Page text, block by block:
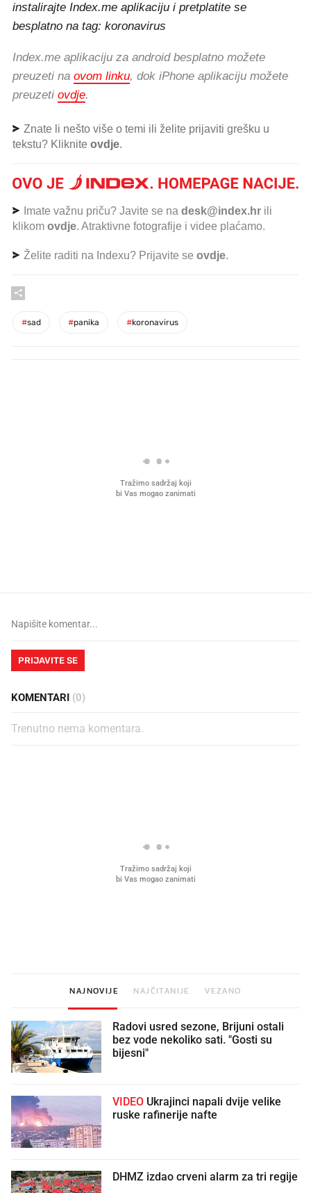
instalirajte Index.me aplikaciju i pretplatite se
besplatno na tag: koronavirus
Index.me aplikaciju za android besplatno možete
preuzeti na ovom linku, dok iPhone aplikaciju možete
preuzeti ovdje.
Znate li nešto više o temi ili želite prijaviti grešku u
tekstu? Kliknite ovdje.
Imate važnu priču? Javite se na desk@index.hr ili
klikom ovdje. Atraktivne fotografije i videe plaćamo.
Želite raditi na Indexu? Prijavite se ovdje.
#sad #panika #koronavirus
PRIJAVITE SE
KOMENTARI (0)
Trenutno nema komentara.
NAJNOVIJE NAJČITANIJE VEZANO
Radovi usred sezone, Brijuni ostali
bez vode nekoliko sati. "Gosti su
bijesni"
VIDEO
ruske rafinerije nafte
DHMZ izdao crveni alarm za tri regije